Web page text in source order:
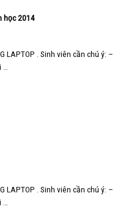
học 2014
LAPTOP . Sinh viên cần chú ý: –
…
LAPTOP . Sinh viên cần chú ý: –